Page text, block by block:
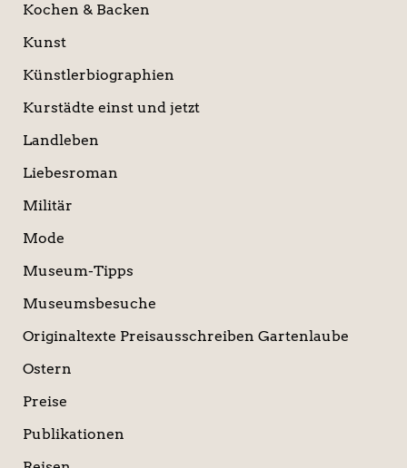
Kochen & Backen
Kunst
Künstlerbiographien
Kurstädte einst und jetzt
Landleben
Liebesroman
Militär
Mode
Museum-Tipps
Museumsbesuche
Originaltexte Preisausschreiben Gartenlaube
Ostern
Preise
Publikationen